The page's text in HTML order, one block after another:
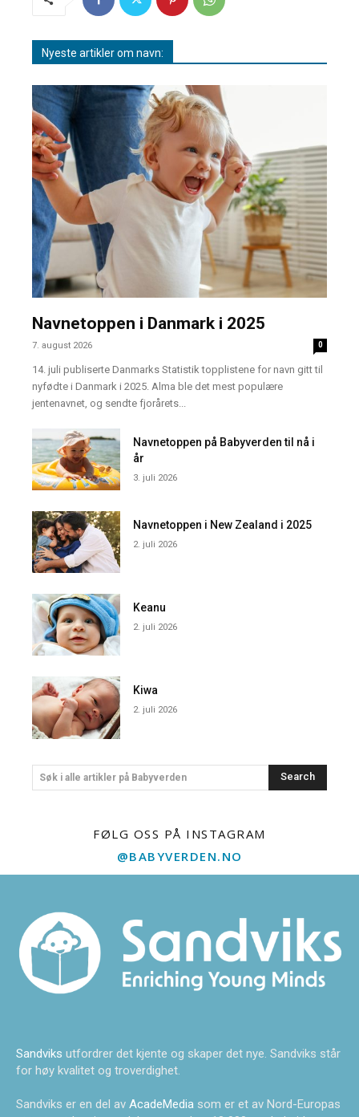
Nyeste artikler om navn:
Navnetoppen i Danmark i 2025
7. august 2026 0
14. juli publiserte Danmarks Statistik topplistene for navn gitt til
nyfødte i Danmark i 2025. Alma ble det mest populære
jentenavnet, og sendte fjorårets...
Navnetoppen på Babyverden til nå i
år
3. juli 2026
Navnetoppen i New Zealand i 2025
2. juli 2026
Keanu
2. juli 2026
Kiwa
2. juli 2026
Søk i alle artikler på Babyverden Search
FØLG OSS PÅ INSTAGRAM
@BABYVERDEN.NO
Sandviks utfordrer det kjente og skaper det nye. Sandviks står
for høy kvalitet og troverdighet.
Sandviks er en del av AcadeMedia som er et av Nord-Europas